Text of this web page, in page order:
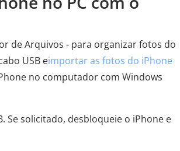
de Arquivos - para organizar fotos do
USB eimportar as fotos do iPhone
no computador com Windows
Se solicitado, desbloqueie o iPhone e